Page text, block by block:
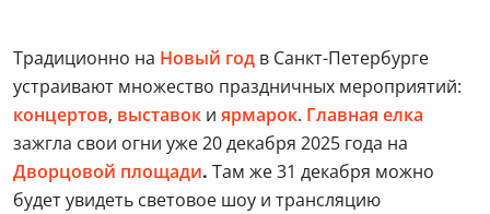
Традиционно на Новый год в Санкт-Петербурге
устраивают множество праздничных мероприятий:
концертов, выставок и ярмарок. Главная елка
зажгла свои огни уже 20 декабря 2025 года на
Дворцовой площади. Там же 31 декабря можно
будет увидеть световое шоу и трансляцию